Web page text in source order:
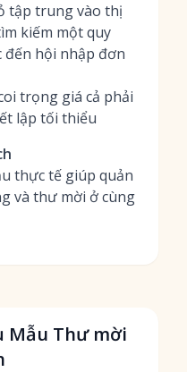
tập trung vào thị
kiếm một quy
hội nhập đơn
trọng giá cả phải
lập tối thiểu
thực tế giúp quản
và thư mời ở cùng
Mẫu Thư mời